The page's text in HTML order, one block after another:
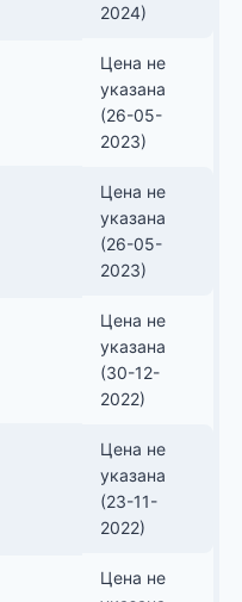
2024)
Цена не
указана
(26-05-
2023)
Цена не
указана
(26-05-
2023)
Цена не
указана
(30-12-
2022)
Цена не
указана
(23-11-
2022)
Цена не